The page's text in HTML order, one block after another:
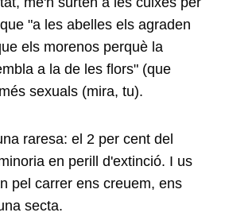
"a les abelles els agraden
els morenos perquè la
a la de les flors" (que
sexuals (mira, tu).
raresa: el 2 per cent del
en perill d'extinció. I us
pel carrer ens creuem, ens
secta.